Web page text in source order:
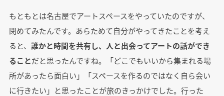
もともとは名古屋でアートスペースをやっていたのですが、
閉めてみたんです。あらためて自分がやってきたことを考え
ると、 誰かと時間を共有し、人と出会ってアートの話ができ
ることだと思ったんですね。「どこでもいいから集まれる場
所があったら面白い」「スペースを作るのではなく自ら会い
に行きたい」と思ったことが旅のきっかけでした。行った